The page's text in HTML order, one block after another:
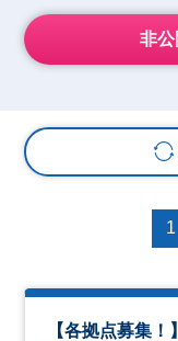
非
1
【各拠点募集